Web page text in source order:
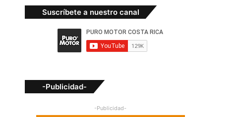
Suscríbete a nuestro canal
-Publicidad-
-Publicidad-